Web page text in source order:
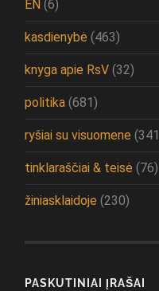
EN (6)
kasdienybė (463)
knyga apie RsV (32)
politika (681)
ryšiai su visuomene
tinklaraščiai & teisė (76)
žiniasklaidoje (230)
PASKUTINIAI ĮRAŠAI